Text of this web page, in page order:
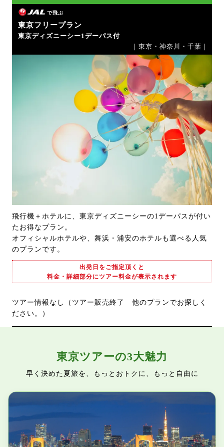
で飛ぶ
東京フリープラン
東京ディズニーシー1デーパス付
｜東京・神奈川・千葉｜
飛行機＋ホテルに、東京ディズニーシーの1デーパスが付い
たお得なプラン。
オフィシャルホテルや、舞浜・浦安のホテルも選べる人気
のプランです。
出発日をご指定頂くと
料金・詳細部分にツアー料金が表示されます
ツアー情報なし（ツアー販売終了 他のプランでお探しく
ださい。）
東京ツアーの3大魅力
早く決めた夏旅を、もっとおトクに、もっと自由に